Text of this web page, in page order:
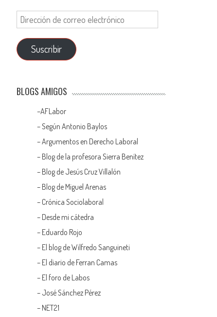
Suscribir
BLOGS AMIGOS
–AFLabor
– Según Antonio Baylos
–Argumentos en Derecho Laboral
– Blog de la profesora Sierra Benítez
– Blog de Jesús Cruz Villalón
– Blog de Miguel Arenas
– Crónica Sociolaboral
– Desde mi cátedra
– Eduardo Rojo
– El blog de Wilfredo Sanguineti
– El diario de Ferran Camas
– El foro de Labos
– José Sánchez Pérez
– NET21